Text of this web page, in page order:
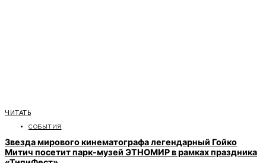
ЧИТАТЬ
СОБЫТИЯ
Звезда мирового кинематографа легендарный Гойко
Митич посетит парк-музей ЭТНОМИР в рамках праздника